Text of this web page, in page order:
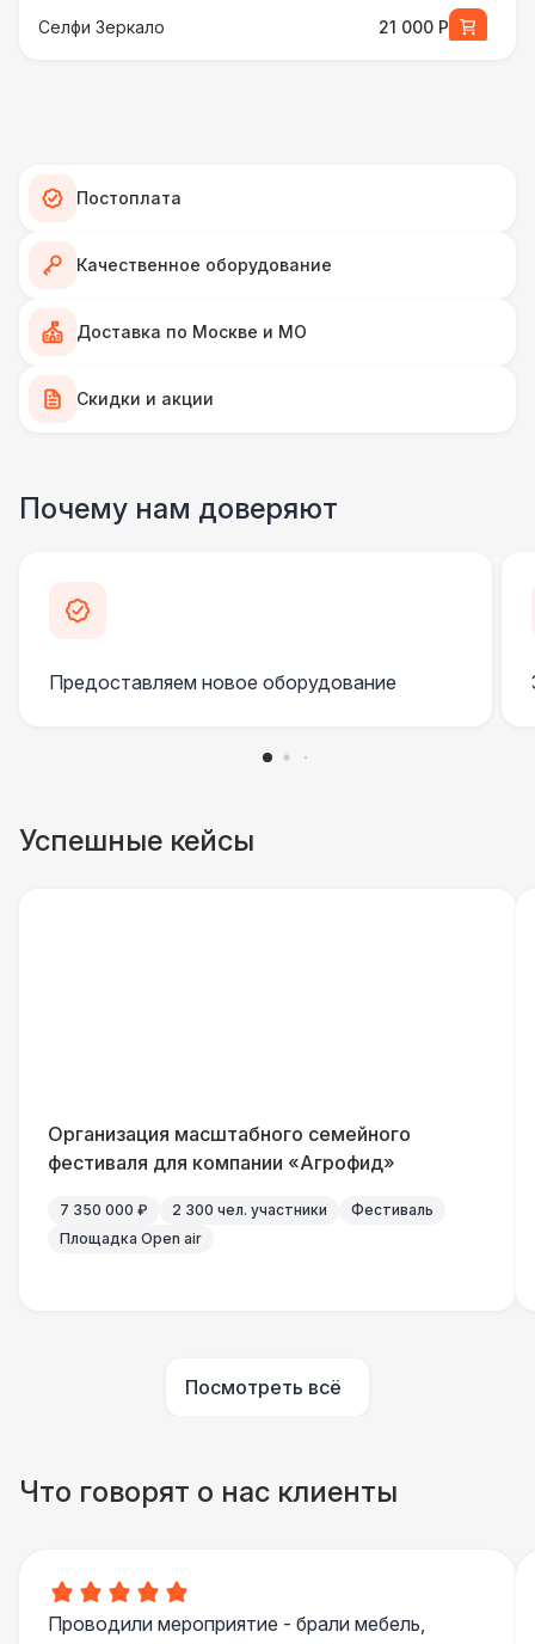
Селфи Зеркало 21 000 Р
ФОТОСЕССИЯ
Грузчики
Фотограф
Gif стойка
Столбики ограждения (1м)
Постоплата
Качественное оборудование
Доставка по Москве и МО
Скидки и акции
Почему нам доверяют
Предоставляем новое оборудование
Успешные кейсы
Организация масштабного семейного
фестиваля для компании «Агрофид»
7 350 000 ₽ 2 300 чел. участники
Фестиваль
Площадка Open air
Посмотреть всё
Что говорят о нас клиенты
Проводили мероприятие - брали мебель,